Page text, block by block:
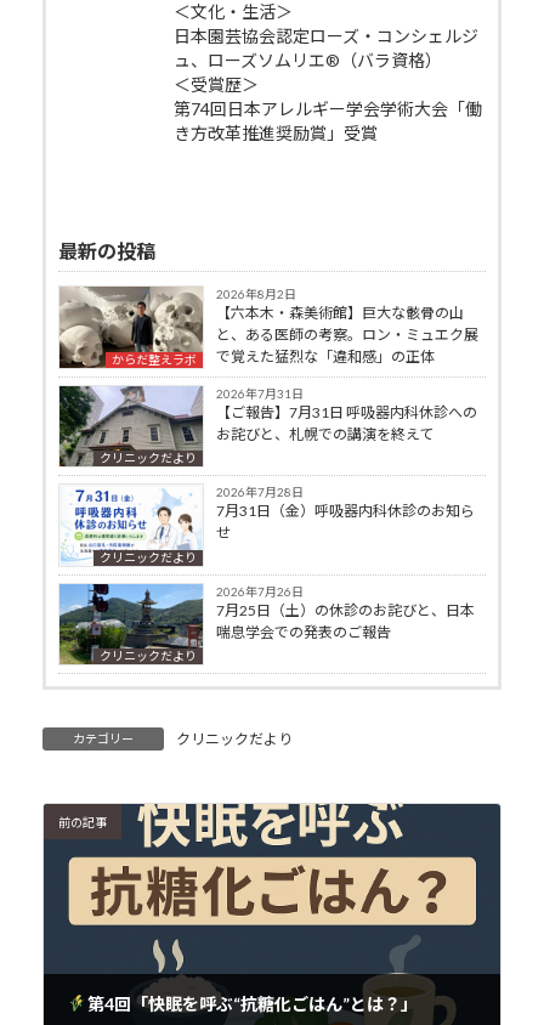
＜文化・生活＞
日本園芸協会認定ローズ・コンシェルジ
ュ、ローズソムリエ®（バラ資格）
＜受賞歴＞
第74回日本アレルギー学会学術大会「働
き方改革推進奨励賞」受賞
最新の投稿
からだ整えラボ
2026年8月2日
【六本木・森美術館】巨大な骸骨の山
と、ある医師の考察。ロン・ミュエク展
で覚えた猛烈な「違和感」の正体
クリニックだより
2026年7月31日
【ご報告】7月31日 呼吸器内科休診への
お詫びと、札幌での講演を終えて
クリニックだより
2026年7月28日
7月31日（金）呼吸器内科休診のお知ら
せ
クリニックだより
2026年7月26日
7月25日（土）の休診のお詫びと、日本
喘息学会での発表のご報告
カテゴリー クリニックだより
前の記事
第4回「快眠を呼ぶ“抗糖化ごはん”とは？」